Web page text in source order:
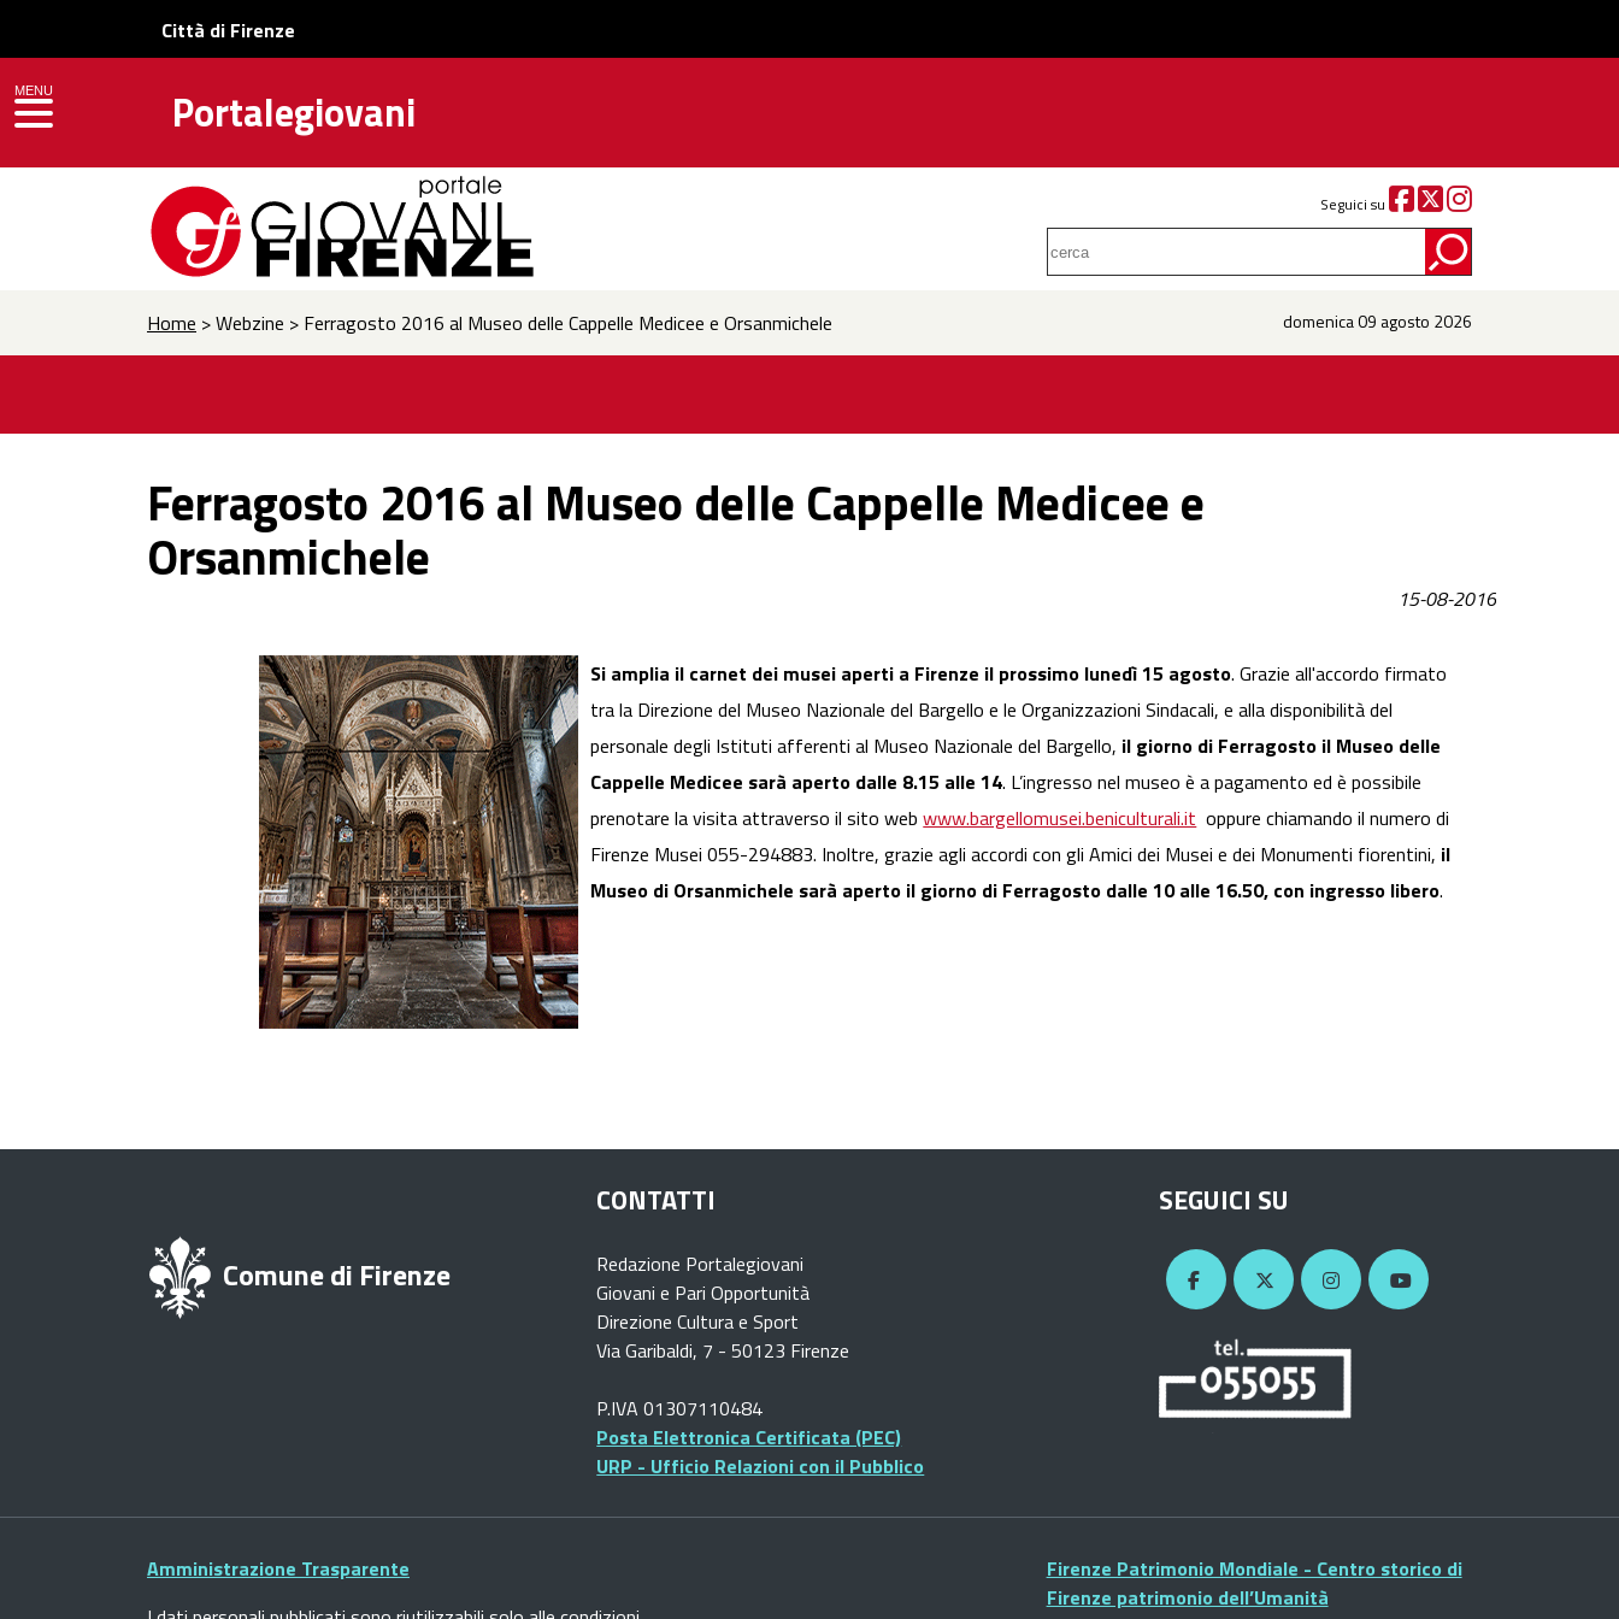
Città di Firenze
Portalegiovani
Seguici su
MENU
toggle navigation
Home > Webzine > Ferragosto 2016 al Museo delle Cappelle Medicee e Orsanmichele domenica 09 agosto 2026
Ferragosto 2016 al Museo delle Cappelle Medicee e
Orsanmichele
15-08-2016
Si amplia il carnet dei musei aperti a Firenze il prossimo lunedì 15 agosto. Grazie all'accordo firmato
tra la Direzione del Museo Nazionale del Bargello e le Organizzazioni Sindacali, e alla disponibilità del
personale degli Istituti afferenti al Museo Nazionale del Bargello, il giorno di Ferragosto il Museo delle
Cappelle Medicee sarà aperto dalle 8.15 alle 14. L’ingresso nel museo è a pagamento ed è possibile
prenotare la visita attraverso il sito webwww.bargellomusei.beniculturali.it oppure chiamando il numero di
Firenze Musei 055-294883. Inoltre, grazie agli accordi con gli Amici dei Musei e dei Monumenti fiorentini, il
Museo di Orsanmichele sarà aperto il giorno di Ferragosto dalle 10 alle 16.50, con ingresso libero.
Comune di Firenze
CONTATTI
Redazione Portalegiovani
Giovani e Pari Opportunità
Direzione Cultura e Sport
Via Garibaldi, 7 - 50123 Firenze
P.IVA 01307110484
Posta Elettronica Certificata (PEC)
URP - Ufficio Relazioni con il Pubblico
SEGUICI SU
Amministrazione Trasparente
Firenze Patrimonio Mondiale - Centro storico di
Firenze patrimonio dell’Umanità